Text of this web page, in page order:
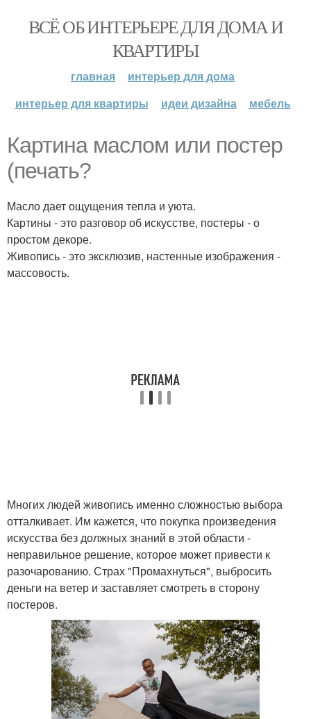
ВСЁ ОБ ИНТЕРЬЕРЕ ДЛЯ ДОМА И
КВАРТИРЫ
главная
интерьер для дома
интерьер для квартиры
идеи дизайна мебель
Картина маслом или постер
(печать?
Масло дает ощущения тепла и уюта.
Картины - это разговор об искусстве, постеры - о
простом декоре.
Живопись - это эксклюзив, настенные изображения -
массовость.
Многих людей живопись именно сложностью выбора
отталкивает. Им кажется, что покупка произведения
искусства без должных знаний в этой области -
неправильное решение, которое может привести к
разочарованию. Страх "Промахнуться", выбросить
деньги на ветер и заставляет смотреть в сторону
постеров.